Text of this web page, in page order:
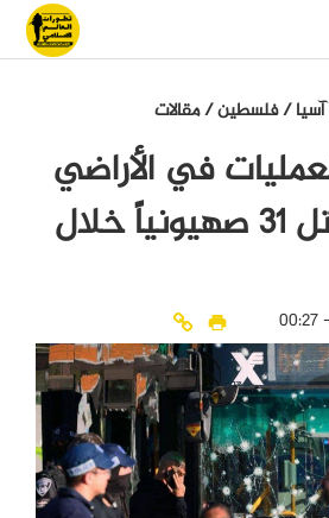
/فلسطين/مقالات
في الأراضي
المحتلة؛ مقتل 31 صهيونياً خلال